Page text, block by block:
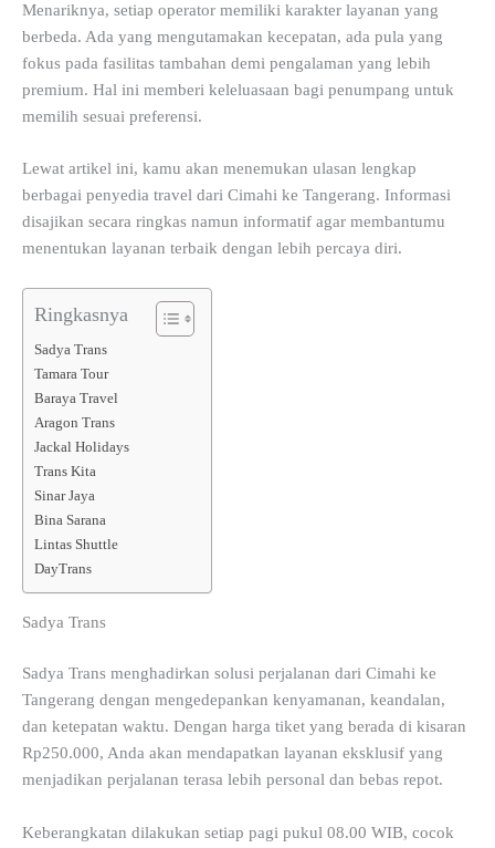
Menariknya, setiap operator memiliki karakter layanan yang
berbeda. Ada yang mengutamakan kecepatan, ada pula yang
fokus pada fasilitas tambahan demi pengalaman yang lebih
premium. Hal ini memberi keleluasaan bagi penumpang untuk
memilih sesuai preferensi.
Lewat artikel ini, kamu akan menemukan ulasan lengkap
berbagai penyedia travel dari Cimahi ke Tangerang. Informasi
disajikan secara ringkas namun informatif agar membantumu
menentukan layanan terbaik dengan lebih percaya diri.
Ringkasnya
Sadya Trans
Tamara Tour
Baraya Travel
Aragon Trans
Jackal Holidays
Trans Kita
Sinar Jaya
Bina Sarana
Lintas Shuttle
DayTrans
Sadya Trans
Sadya Trans menghadirkan solusi perjalanan dari Cimahi ke
Tangerang dengan mengedepankan kenyamanan, keandalan,
dan ketepatan waktu. Dengan harga tiket yang berada di kisaran
Rp250.000, Anda akan mendapatkan layanan eksklusif yang
menjadikan perjalanan terasa lebih personal dan bebas repot.
Keberangkatan dilakukan setiap pagi pukul 08.00 WIB, cocok